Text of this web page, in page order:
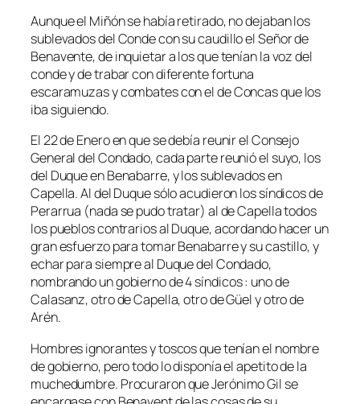
Aunque el Miñón se había retirado, no dejaban los
sublevados del Conde con su caudillo el Señor de
Benavente, de inquietar a los que tenían la voz del
conde y de trabar con diferente fortuna
escaramuzas y combates con el de Concas que los
iba siguiendo.
El 22 de Enero en que se debía reunir el Consejo
General del Condado, cada parte reunió el suyo, los
del Duque en Benabarre, y los sublevados en
Capella. Al del Duque sólo acudieron los síndicos de
Perarrua (nada se pudo tratar) al de Capella todos
los pueblos contrarios al Duque, acordando hacer un
gran esfuerzo para tomar Benabarre y su castillo, y
echar para siempre al Duque del Condado,
nombrando un gobierno de 4 síndicos : uno de
Calasanz, otro de Capella, otro de Güel y otro de
Arén.
Hombres ignorantes y toscos que tenían el nombre
de gobierno, pero todo lo disponía el apetito de la
muchedumbre. Procuraron que Jerónimo Gil se